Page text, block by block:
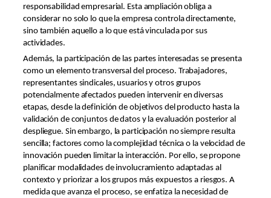
responsabilidad empresarial. Esta ampliación obliga a
considerar no solo lo que la empresa controla directamente,
sino también aquello a lo que está vinculada por sus
actividades.
Además, la participación de las partes interesadas se presenta
como un elemento transversal del proceso. Trabajadores,
representantes sindicales, usuarios y otros grupos
potencialmente afectados pueden intervenir en diversas
etapas, desde la definición de objetivos del producto hasta la
validación de conjuntos de datos y la evaluación posterior al
despliegue. Sin embargo, la participación no siempre resulta
sencilla; factores como la complejidad técnica o la velocidad de
innovación pueden limitar la interacción. Por ello, se propone
planificar modalidades de involucramiento adaptadas al
contexto y priorizar a los grupos más expuestos a riesgos. A
medida que avanza el proceso, se enfatiza la necesidad de